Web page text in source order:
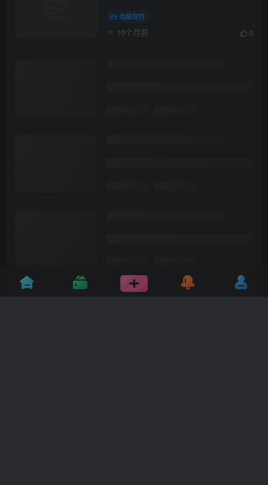
电脑软件
10个月前 0